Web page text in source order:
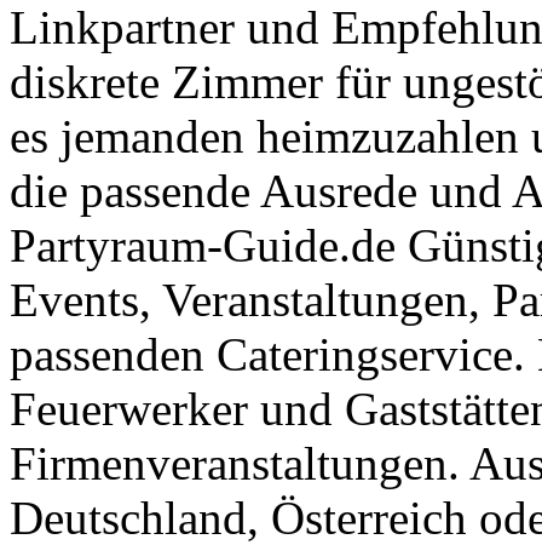
Linkpartner und
diskrete Zimmer für
es jemanden
die passende Ausrede und
Partyraum-Guide.de
Events, Veranstaltungen,
passenden
Feuerwerker und
Firmenveranstaltungen.
Deutschland, Österreich